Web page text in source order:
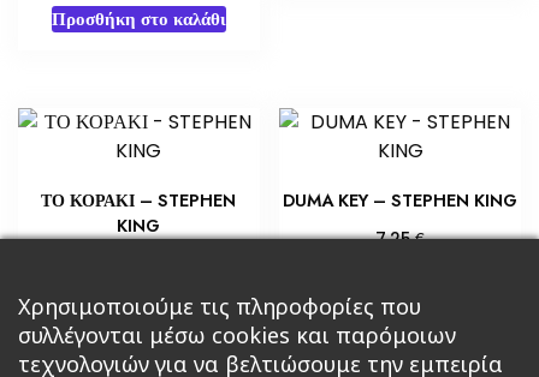
Προσθήκη στο καλάθι
ΤΟ ΚΟΡΑΚΙ – STEPHEN
KING
Προσθήκη στο καλάθι
DUMA KEY – STEPHEN KING
7,25€
Χρησιμοποιούμε τις πληροφορίες που
συλλέγονται μέσω cookies και παρόμοιων
τεχνολογιών για να βελτιώσουμε την εμπειρία